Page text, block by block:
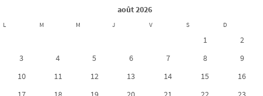
août 2026
L M M J V S D
1
2
3
4 5 6 7 8
9
10
11 12 13 14 15
16